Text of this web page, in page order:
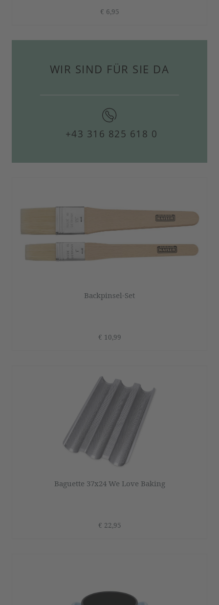
€ 6,95
WIR SIND FÜR SIE DA
+43 316 825 618 0
Backpinsel-Set
€ 10,99
Baguette 37x24 We Love Baking
€ 22,95